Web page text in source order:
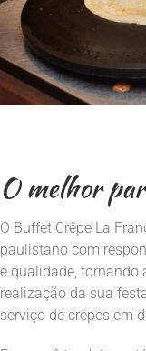
O melhor
O Buffet Crêpe La
paulistano com
e qualidade, tornando
realização da sua
serviço de crepes em